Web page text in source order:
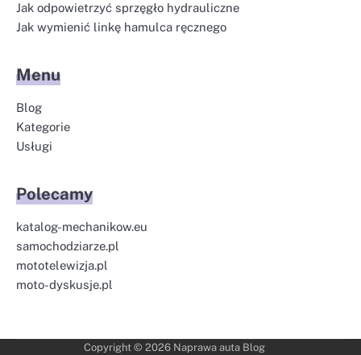
Jak odpowietrzyć sprzęgło hydrauliczne
Jak wymienić linkę hamulca ręcznego
Menu
Blog
Kategorie
Usługi
Polecamy
katalog-mechanikow.eu
samochodziarze.pl
mototelewizja.pl
moto-dyskusje.pl
Copyright © 2026 Naprawa auta Blog